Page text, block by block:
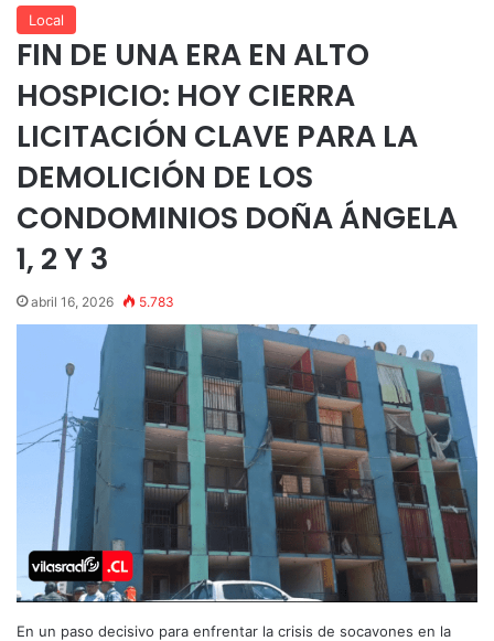
Local
FIN DE UNA ERA EN ALTO
HOSPICIO: HOY CIERRA
LICITACIÓN CLAVE PARA LA
DEMOLICIÓN DE LOS
CONDOMINIOS DOÑA ÁNGELA
1, 2 Y 3
abril 16, 2026 5.783
En un paso decisivo para enfrentar la crisis de socavones en la